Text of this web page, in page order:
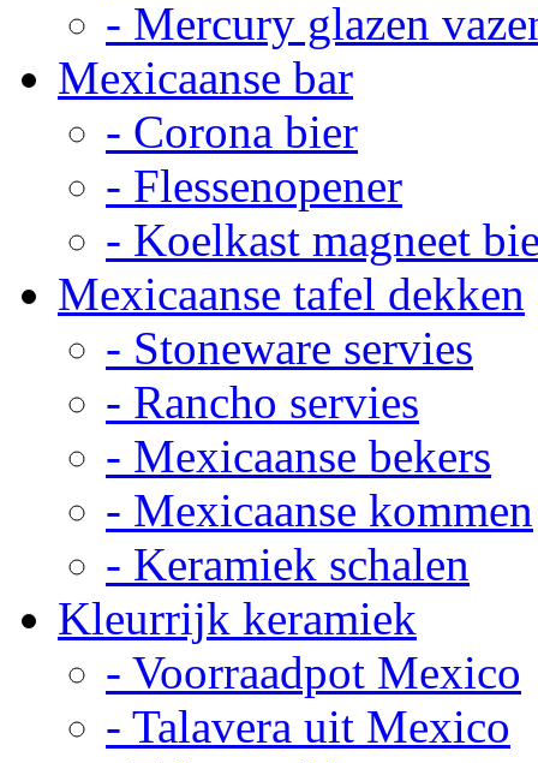
- Mercury glazen
Mexicaanse bar
- Corona bier
- Flessenopener
- Koelkast magneet
Mexicaanse tafel dekken
- Stoneware servies
- Rancho servies
- Mexicaanse bekers
- Mexicaanse kommen
- Keramiek schalen
Kleurrijk keramiek
- Voorraadpot Mexico
- Talavera uit Mexico